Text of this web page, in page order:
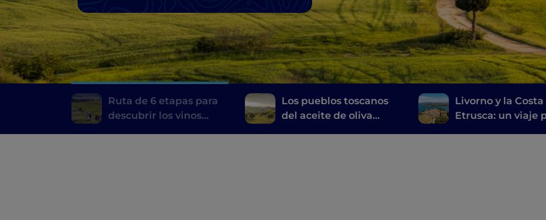
Ruta de 6 etapas para
descubrir los vinos
Los pueblos toscanos
del aceite de oliva
Livorno y la Costa
Etrusca: un viaje